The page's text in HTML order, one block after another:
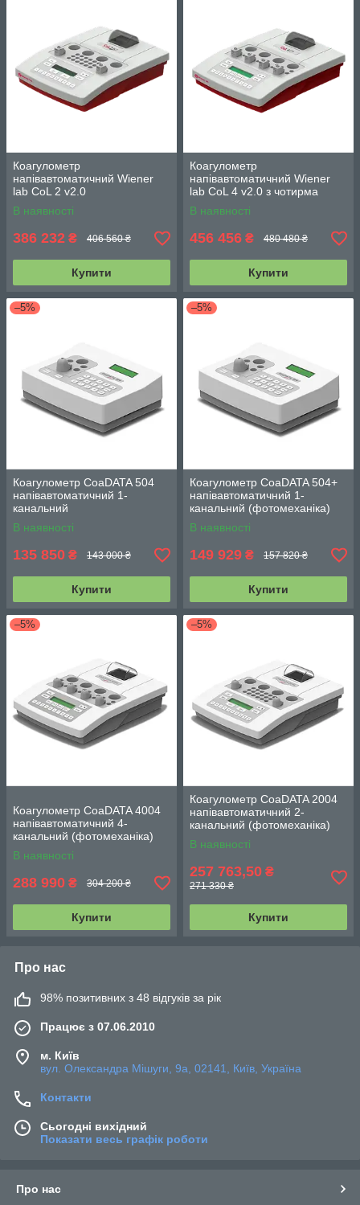
Коагулометр
напівавтоматичний Wiener
lab CoL 2 v2.0
В наявності
386 232 ₴ 406 560 ₴
Купити
Коагулометр
напівавтоматичний Wiener
lab CoL 4 v2.0 з чотирма
каналами вимірювання
В наявності
456 456 ₴ 480 480 ₴
Купити
–5%
Коагулометр CoaDATA 504
напівавтоматичний 1-
канальний
В наявності
135 850 ₴ 143 000 ₴
Купити
–5%
Коагулометр CoaDATA 504+
напівавтоматичний 1-
канальний (фотомеханіка)
В наявності
149 929 ₴ 157 820 ₴
Купити
–5%
Коагулометр CoaDATA 4004
напівавтоматичний 4-
канальний (фотомеханіка)
В наявності
288 990 ₴ 304 200 ₴
Купити
–5%
Коагулометр CoaDATA 2004
напівавтоматичний 2-
канальний (фотомеханіка)
В наявності
257 763,50 ₴
271 330 ₴
Купити
Про нас
98% позитивних з 48 відгуків за рік
Працює з 07.06.2010
м. Київ
вул. Олександра Мішуги, 9а, 02141, Київ, Україна
Контакти
Сьогодні вихідний
Показати весь графік роботи
Про нас